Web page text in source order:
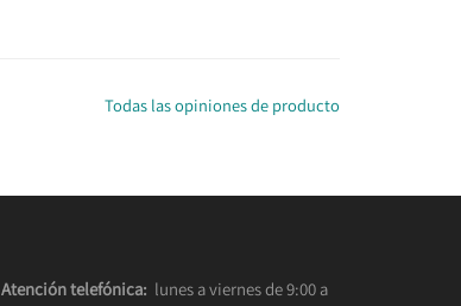
Todas las opiniones de producto
Atención telefónica: lunes a viernes de 9:00 a